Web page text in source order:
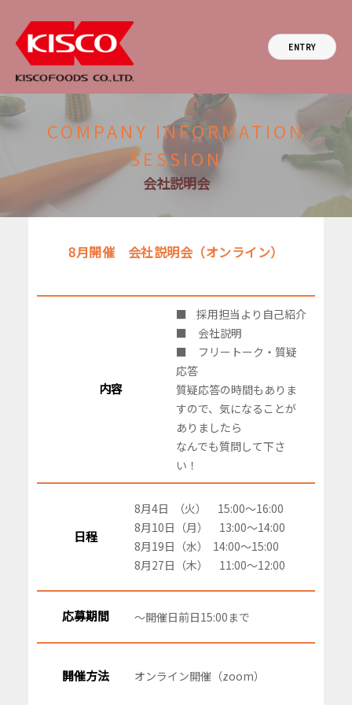
ENTRY
COMPANY INFORMATION
SESSION
会社説明会
8月開催 会社説明会（オンライン）
内容
■ 採用担当より自己紹介
■ 会社説明
■ フリートーク・質疑
応答
質疑応答の時間もありま
すので、気になることが
ありましたら
なんでも質問して下さ
い！
日程
8月4日 （火） 15:00～16:00
8月10日（月） 13:00～14:00
8月19日（水） 14:00～15:00
8月27日（木） 11:00～12:00
応募期間 ～開催日前日15:00まで
開催方法 オンライン開催（zoom）